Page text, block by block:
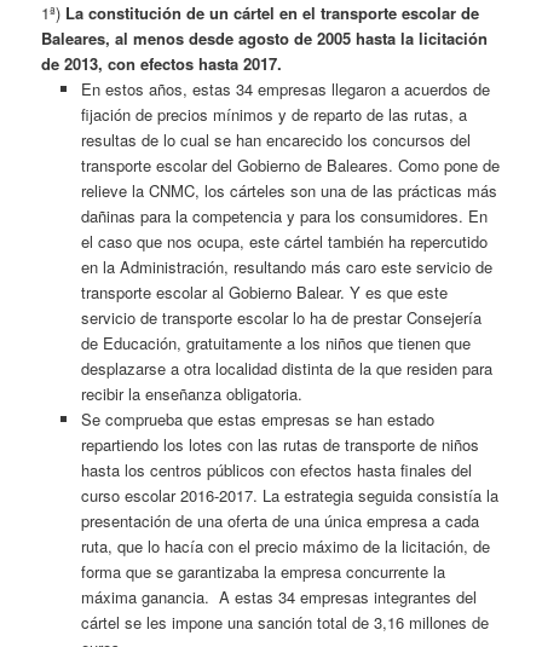
1ª) La constitución de un cártel en el transporte escolar de
Baleares, al menos desde agosto de 2005 hasta la licitación
de 2013, con efectos hasta 2017.
En estos años, estas 34 empresas llegaron a acuerdos de
fijación de precios mínimos y de reparto de las rutas, a
resultas de lo cual se han encarecido los concursos del
transporte escolar del Gobierno de Baleares. Como pone de
relieve la CNMC, los cárteles son una de las prácticas más
dañinas para la competencia y para los consumidores. En
el caso que nos ocupa, este cártel también ha repercutido
en la Administración, resultando más caro este servicio de
transporte escolar al Gobierno Balear. Y es que este
servicio de transporte escolar lo ha de prestar Consejería
de Educación, gratuitamente a los niños que tienen que
desplazarse a otra localidad distinta de la que residen para
recibir la enseñanza obligatoria.
Se comprueba que estas empresas se han estado
repartiendo los lotes con las rutas de transporte de niños
hasta los centros públicos con efectos hasta finales del
curso escolar 2016-2017. La estrategia seguida consistía la
presentación de una oferta de una única empresa a cada
ruta, que lo hacía con el precio máximo de la licitación, de
forma que se garantizaba la empresa concurrente la
máxima ganancia. A estas 34 empresas integrantes del
cártel se les impone una sanción total de 3,16 millones de